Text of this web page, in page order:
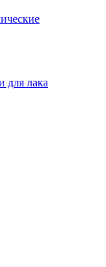
для лака